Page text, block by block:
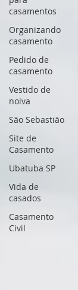
casamentos
Organizando
casamento
Pedido de
casamento
Vestido de
noiva
São Sebastião
Site de
Casamento
Ubatuba SP
Vida de
casados
Casamento
Civil